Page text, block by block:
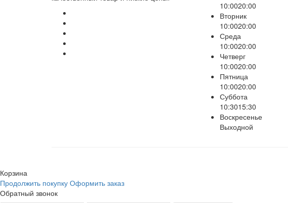
10:0020:00
Вторник
10:0020:00
Среда
10:0020:00
Четверг
10:0020:00
Пятница
10:0020:00
Суббота
10:3015:30
Воскресенье
Выходной
Корзина
Продолжить покупку Оформить заказ
Обратный звонок